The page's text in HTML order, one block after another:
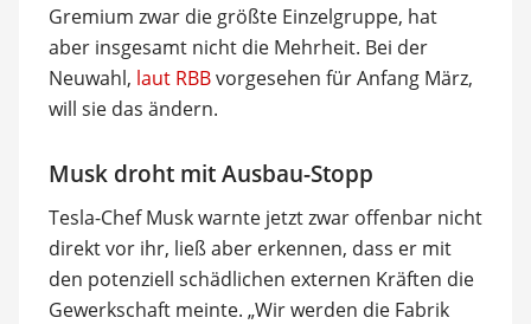
Gremium zwar die größte Einzelgruppe, hat
aber insgesamt nicht die Mehrheit. Bei der
Neuwahl, laut RBBvorgesehen für Anfang März,
will sie das ändern.
Musk droht mit Ausbau-Stopp
Tesla-Chef Musk warnte jetzt zwar offenbar nicht
direkt vor ihr, ließ aber erkennen, dass er mit
den potenziell schädlichen externen Kräften die
Gewerkschaft meinte. „Wir werden die Fabrik